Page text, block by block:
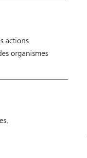
actions
organismes